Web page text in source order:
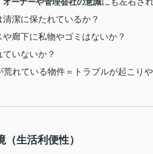
清潔に保たれているか？
廊下に私物やゴミはないか？
いないか？
れている物件＝トラブルが起こりや
生活利便性）